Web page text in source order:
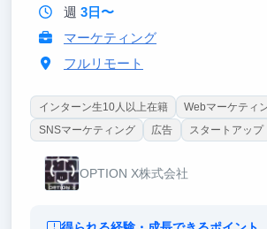
週 3日〜
マーケティング
フルリモート
インターン生10人以上在籍
Webマーケティ
SNSマーケティング
広告 スタートアップ
OPTION X株式会社